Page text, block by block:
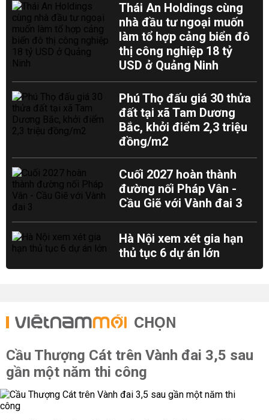
Thái An Holdings cùng
nhà đầu tư ngoại muốn
làm tổ hợp cảng biển đô
thị công nghiệp 18 tỷ
USD ở Quảng Ninh
Phú Thọ đấu giá 30 thửa
đất tại xã Tam Dương
Bắc, khởi điểm 2,3 triệu
đồng/m2
Cuối 2027 hoàn thành
đường nối Pháp Vân -
Cầu Giẽ với Vành đai 3
Hà Nội xem xét gia hạn
thủ tục 6 dự án lớn
CHỌN
Cầu Thượng Cát trên Vành đai 3,5 sau
gần một năm thi công